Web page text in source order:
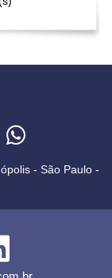
- São Paulo -